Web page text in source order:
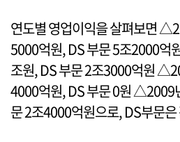
연도별 영업이익을 살펴보면
5000억원, DS 부문 5조2000억
조원, DS 부문 2조3000억원
4000억원, DS 부문 0원 △2009
문 2조4000억원으로, DS부문